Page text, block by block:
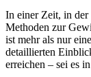
In einer Zeit, in
Methoden zur
ist mehr als nur
detaillierten
erreichen – sei es